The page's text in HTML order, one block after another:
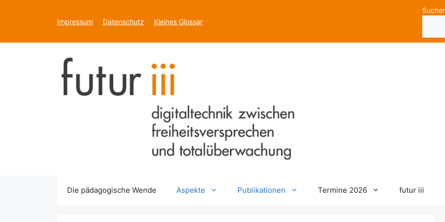
Impressum Datenschutz Kleines Glossar
Die pädagogische Wende Aspekte Publikationen Termine 2026 futur iii